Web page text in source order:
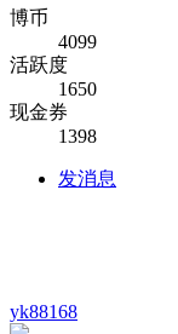
博币
4099
活跃度
1650
现金券
1398
发消息
yk88168